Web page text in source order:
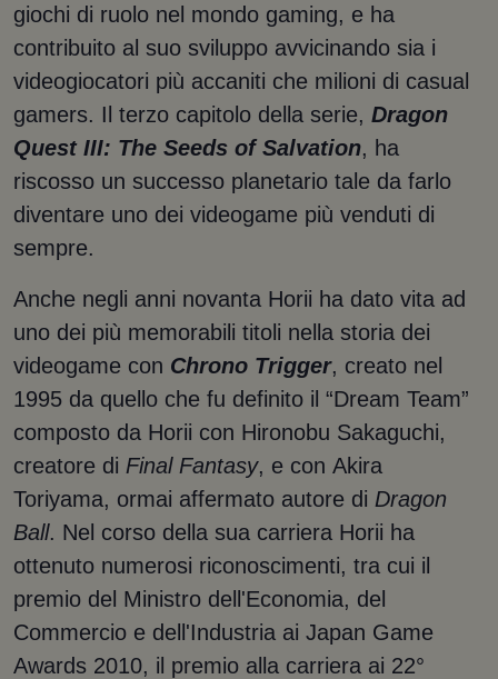
giochi di ruolo nel mondo gaming, e ha
contribuito al suo sviluppo avvicinando sia i
videogiocatori più accaniti che milioni di casual
gamers. Il terzo capitolo della serie, Dragon
Quest III: The Seeds of Salvation, ha
riscosso un successo planetario tale da farlo
diventare uno dei videogame più venduti di
sempre.
Anche negli anni novanta Horii ha dato vita ad
uno dei più memorabili titoli nella storia dei
videogame con Chrono Trigger, creato nel
1995 da quello che fu definito il “Dream Team”
composto da Horii con Hironobu Sakaguchi,
creatore di Final Fantasy, e con Akira
Toriyama, ormai affermato autore di Dragon
Ball. Nel corso della sua carriera Horii ha
ottenuto numerosi riconoscimenti, tra cui il
premio del Ministro dell'Economia, del
Commercio e dell'Industria ai Japan Game
Awards 2010, il premio alla carriera ai 22°